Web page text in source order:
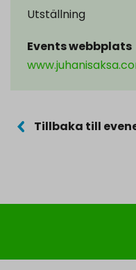
Utställning
Events webbplats
Tillbaka till